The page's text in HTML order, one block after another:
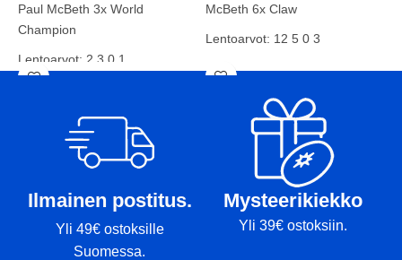
Paul McBeth 3x World
Champion
Lentoarvot: 2 3 0 1
Paino: 177g
Tussit: Rimmi
McBeth 6x Claw
Lentoarvot: 12 5 0 3
Kunto: A
Paino: 172g
Ilmainen postitus.
Yli 49€ ostoksille
Suomessa.
Mysteerikiekko
Yli 39€ ostoksiin.